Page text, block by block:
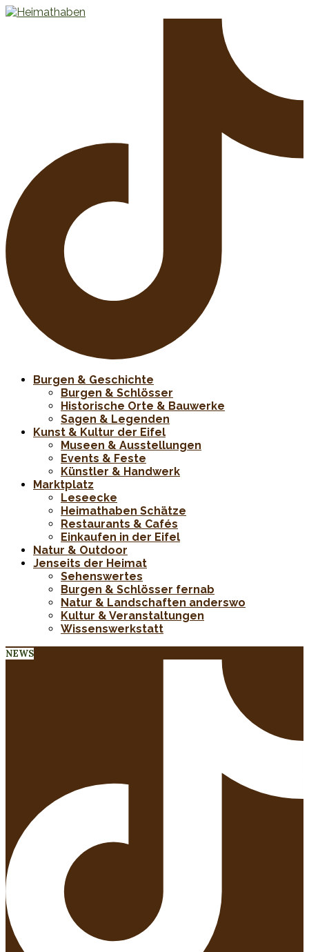
Burgen & Geschichte
Burgen & Schlösser
Historische Orte & Bauwerke
Sagen & Legenden
Kunst & Kultur der Eifel
Museen & Ausstellungen
Events & Feste
Künstler & Handwerk
Marktplatz
Leseecke
Heimathaben Schätze
Restaurants & Cafés
Einkaufen in der Eifel
Natur & Outdoor
Jenseits der Heimat
Sehenswertes
Burgen & Schlösser fernab
Natur & Landschaften anderswo
Kultur & Veranstaltungen
Wissenswerkstatt
NEWS